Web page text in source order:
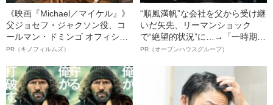
《映画『Michael／マイケル』》
父ジョセフ・ジャクソン役、コ
ールマン・ドミンゴ オフィシャ
ルインタビュー“観客を魅了した
語る”《日本興収70億円突破》
PR（キノフィルムズ）
“順風満帆”な会社を父から受け継
いだ矢先、リーマンショック
で“絶望的状況”に…→「一時期は
納品3年待ち」のヒット商品を生
明かす、“逆転の戦術”
PR（オープンハウスグループ）